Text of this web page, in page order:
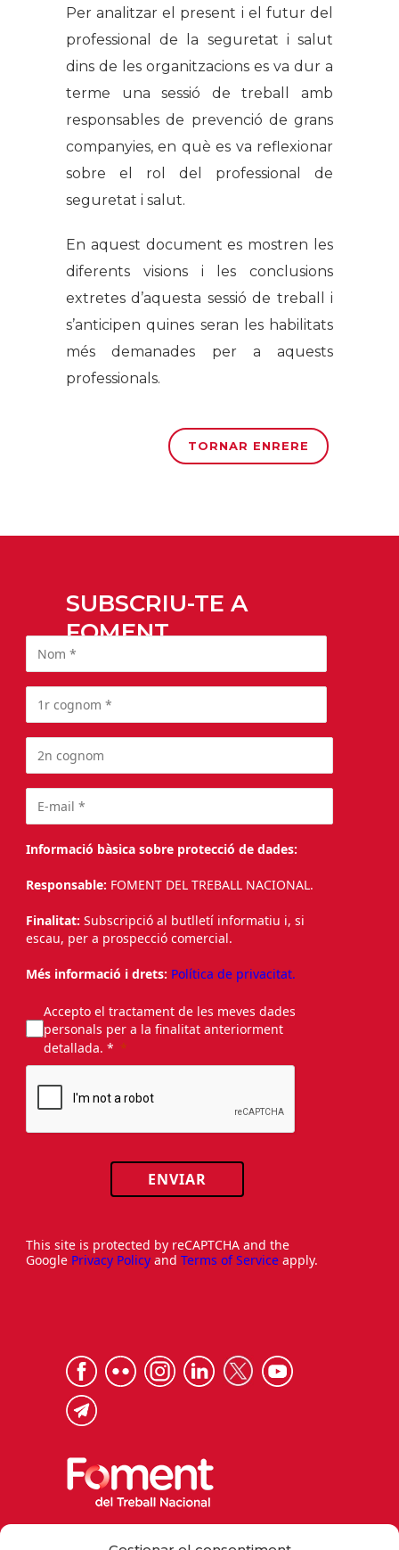
Per analitzar el present i el futur del
professional de la seguretat i salut
dins de les organitzacions es va dur a
terme una sessió de treball amb
responsables de prevenció de grans
companyies, en què es va reflexionar
sobre el rol del professional de
seguretat i salut.
En aquest document es mostren les
diferents visions i les conclusions
extretes d’aquesta sessió de treball i
s’anticipen quines seran les habilitats
més demanades per a aquests
professionals.
TORNAR ENRERE
SUBSCRIU-TE A
FOMENT
Informació bàsica sobre protecció de dades:
Responsable: FOMENT DEL TREBALL NACIONAL.
Finalitat: Subscripció al butlletí informatiu i, si
escau, per a prospecció comercial.
Més informació i drets: Política de privacitat.
Accepto el tractament de les meves dades
personals per a la finalitat anteriorment
detallada. *
ENVIAR
This site is protected by reCAPTCHA and the
Google Privacy Policy and Terms of Service apply.